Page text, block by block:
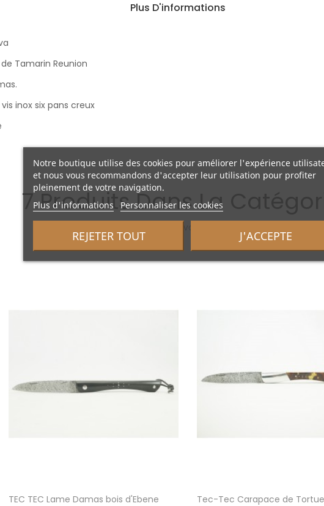
Plus D'informations
Tamarin Reunion
inox six pans creux
7 Produits Dans La
TEC TEC Lame Damas bois d'Ebene
Tec-Tec Carapace de
Notre boutique utilise des cookies pour améliorer l'expérience
et nous vous recommandons d'accepter leur utilisation pour profiter
pleinement de votre navigation.
Plus d'informations
Personnaliser les cookies
REJETER TOUT J'ACCEPTE